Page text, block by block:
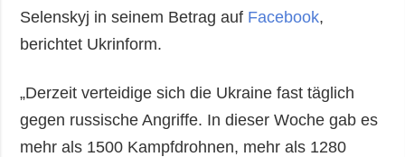
Selenskyj in seinem Betrag auf Facebook,
berichtet Ukrinform.
„Derzeit verteidige sich die Ukraine fast täglich
gegen russische Angriffe. In dieser Woche gab es
mehr als 1500 Kampfdrohnen, mehr als 1280